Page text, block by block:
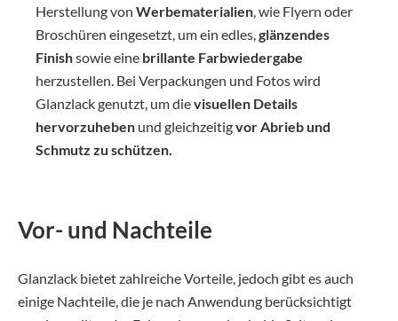
Herstellung von Werbematerialien, wie Flyern oder
Broschüren eingesetzt, um ein edles,glänzendes
Finishsowie eine brillante Farbwiedergabe
herzustellen. Bei Verpackungen und Fotos wird
Glanzlack genutzt, um dievisuellen Details
hervorzuheben und gleichzeitigvor Abrieb und
Schmutz zu schützen.
Vor- und Nachteile
Glanzlack bietet zahlreiche Vorteile, jedoch gibt es auch
einige Nachteile, die je nach Anwendung berücksichtigt